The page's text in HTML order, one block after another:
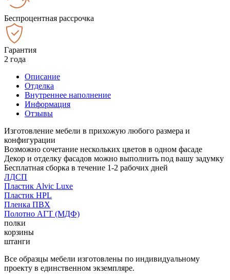
Беспроцентная рассрочка
Гарантия
2 года
Описание
Отделка
Внутреннее наполнение
Информация
Отзывы
Изготовление мебели в прихожую любого размера и
конфигурации
Возможно сочетание нескольких цветов в одном фасаде
Декор и отделку фасадов можно выполнить под вашу задумку
Бесплатная сборка в течение 1-2 рабочих дней
ЛДСП
Пластик Alvic Luxe
Пластик HPL
Пленка ПВХ
Полотно АГТ (МДФ)
полки
корзины
штанги
Все образцы мебели изготовлены по индивидуальному
проекту в единственном экземпляре.